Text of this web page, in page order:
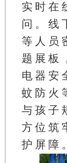
实时在
问。线
等人员
题展板
电器安
蚊防火
与孩子
方位筑
护屏障